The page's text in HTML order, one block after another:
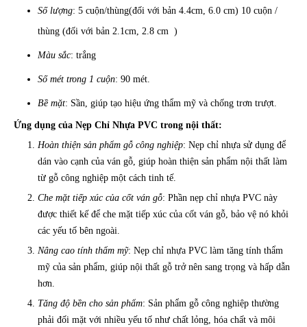
Số lượng: 5 cuộn/thùng(đối với bản 4.4cm, 6.0 cm) 10 cuộn /
thùng (đối với bản 2.1cm, 2.8 cm )
Màu sắc: trắng
Số mét trong 1 cuộn: 90 mét.
Bề mặt: Sần, giúp tạo hiệu ứng thẩm mỹ và chống trơn trượt.
Ứng dụng của Nẹp Chỉ Nhựa PVC trong nội thất:
Hoàn thiện sản phẩm gỗ công nghiệp: Nẹp chỉ nhựa sử dụng để
dán vào cạnh của ván gỗ, giúp hoàn thiện sản phẩm nội thất làm
từ gỗ công nghiệp một cách tinh tế.
Che mặt tiếp xúc của cốt ván gỗ: Phần nẹp chỉ nhựa PVC này
được thiết kế để che mặt tiếp xúc của cốt ván gỗ, bảo vệ nó khỏi
các yếu tố bên ngoài.
Nâng cao tính thẩm mỹ: Nẹp chỉ nhựa PVC làm tăng tính thẩm
mỹ của sản phẩm, giúp nội thất gỗ trở nên sang trọng và hấp dẫn
hơn.
Tăng độ bền cho sản phẩm: Sản phẩm gỗ công nghiệp thường
phải đối mặt với nhiều yếu tố như chất lỏng, hóa chất và môi